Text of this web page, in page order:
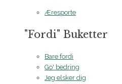
Æresporte
"Fordi" Buketter
Bare fordi
Go' bedring
Jeg elsker dig